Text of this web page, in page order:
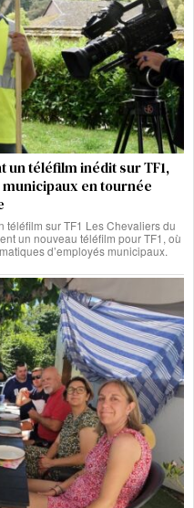
un téléfilm inédit sur TF1,
en tournée
téléfilm sur TF1 Les Chevaliers du
un nouveau téléfilm pour TF1, où
d’employés municipaux.